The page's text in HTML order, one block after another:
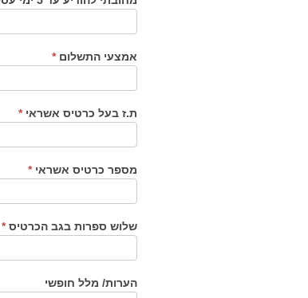
אמצעי התשלום*
ת.ז בעל כרטיס אשראי*
מספר כרטיס אשראי*
שלוש ספרות בגב הכרטיס*
הערות/ מלל חופשי